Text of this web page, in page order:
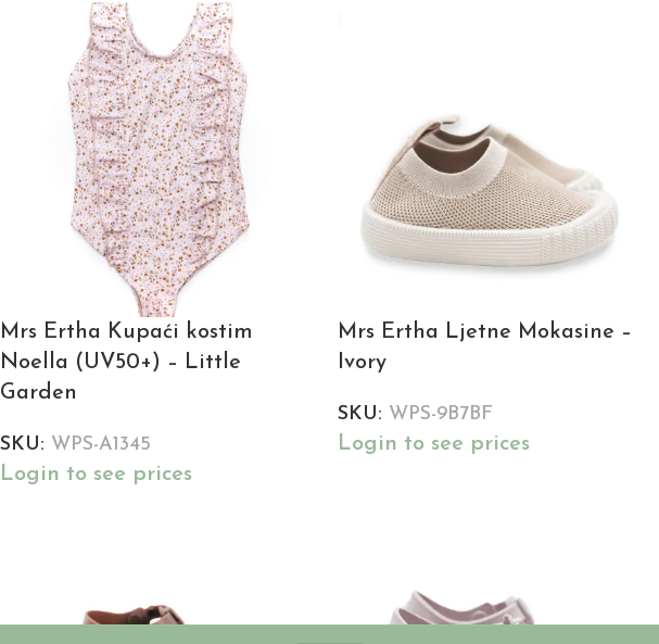
Mrs Ertha Kupaći kostim
Noella (UV50+) – Little
Garden
SKU: WPS-A1345
Login to see prices
Mrs Ertha Ljetne Mokasine –
Ivory
SKU: WPS-9B7BF
Login to see prices